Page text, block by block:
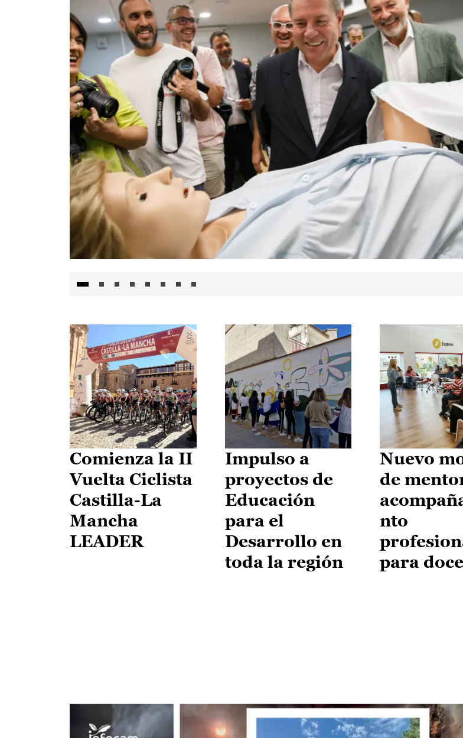
Comienza la II
Vuelta Ciclista
Castilla-La
Mancha
LEADER
Impulso a
proyectos de
Educación
para el
Desarrollo en
toda la región
Nuevo
de
nto
para